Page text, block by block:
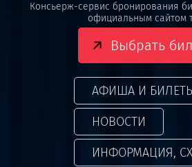
Консьерж-сервис бронирования
официальным сайтом
Выбрать
АФИША И
НОВОСТИ
ИНФОРМАЦИЯ,